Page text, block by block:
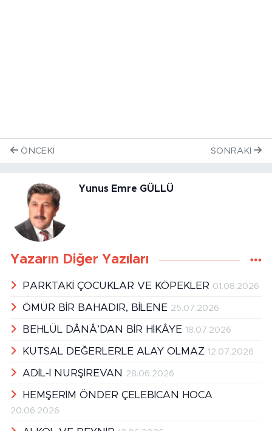
ÖNCEKI SONRAKI
Yunus Emre GÜLLÜ
Yazarın Diğer Yazıları
PARKTAKİ ÇOCUKLAR VE KÖPEKLER 01.08.2026
ÖMÜR BİR BAHADIR, BİLENE 25.07.2026
BEHLÜL DÂNÂ’DAN BİR HİKÂYE 18.07.2026
KUTSAL DEĞERLERLE ALAY OLMAZ 12.07.2026
ADİL-İ NURŞİREVAN 28.06.2026
HEMŞERİM ÖNDER ÇELEBİCAN HOCA
20.06.2026